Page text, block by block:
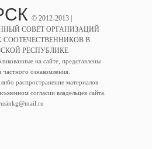
© 2012-2013 |
СОВЕТ ОРГАНИЗАЦИЙ
В
РЕСПУБЛИКЕ
на сайте, представлены
частного ознакомления.
распространение материалов
согласии владельцев сайта.